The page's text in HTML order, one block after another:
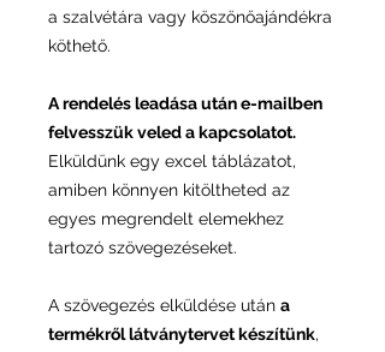
a szalvétára vagy köszönőajándékra
köthető.
A rendelés leadása után e-mailben
felvesszük veled a kapcsolatot.
Elküldünk egy excel táblázatot,
amiben könnyen kitöltheted az
egyes megrendelt elemekhez
tartozó szövegezéseket.
A szövegezés elküldése után a
termékről látványtervet készítünk,